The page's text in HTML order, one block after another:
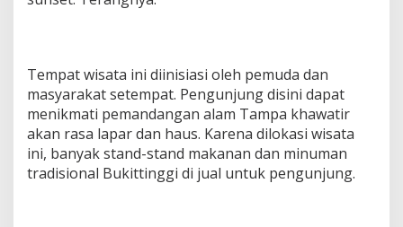
Tempat wisata ini diinisiasi oleh pemuda dan
masyarakat setempat. Pengunjung disini dapat
menikmati pemandangan alam Tampa khawatir
akan rasa lapar dan haus. Karena dilokasi wisata
ini, banyak stand-stand makanan dan minuman
tradisional Bukittinggi di jual untuk pengunjung.